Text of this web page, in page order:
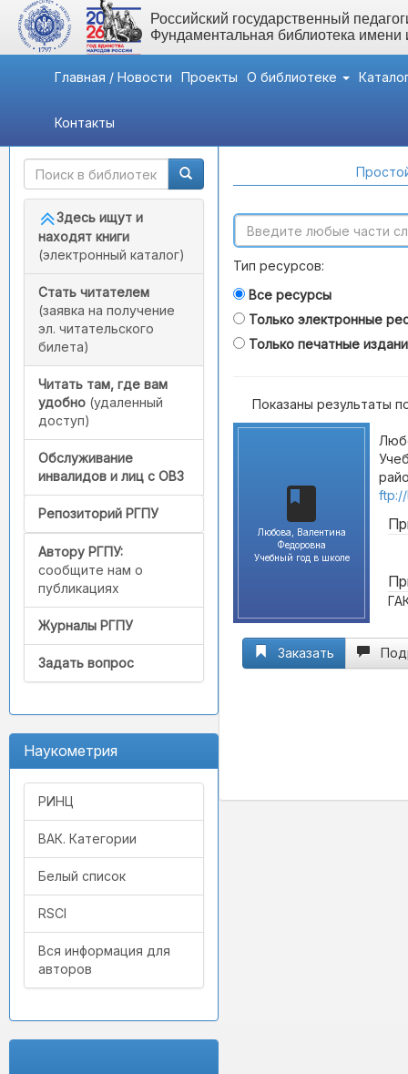
Российский государственный
Фундаментальная библиотека
Главная / Новости Проекты О библиотеке
Контакты
Быстрый доступ
Здесь ищут и
находят книги
(электронный каталог)
Стать читателем
(заявка на получение
эл. читательского
билета)
Читать там, где вам
удобно (удаленный
доступ)
Обслуживание
инвалидов и лиц с ОВЗ
Репозиторий РГПУ
Автору РГПУ:
сообщите нам о
публикациях
Журналы РГПУ
Задать вопрос
Наукометрия
РИНЦ
ВАК. Категории
Белый список
RSCI
Вся информация для
авторов
Тип ресурсов:
Все ресурсы
Только электронные
Только печатные
Показаны результаты
Любова, Валентина
Федоровна
Учебный год в школе
Заказать